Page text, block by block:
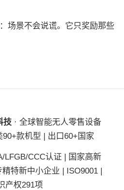
场景不会说谎。它只奖励那些
技· 全球智能无人零售设备
款机型 | 出口60+国家
LFGB/CCC认证 | 国家高新
特新中小企业 | ISO9001 |
产权291项